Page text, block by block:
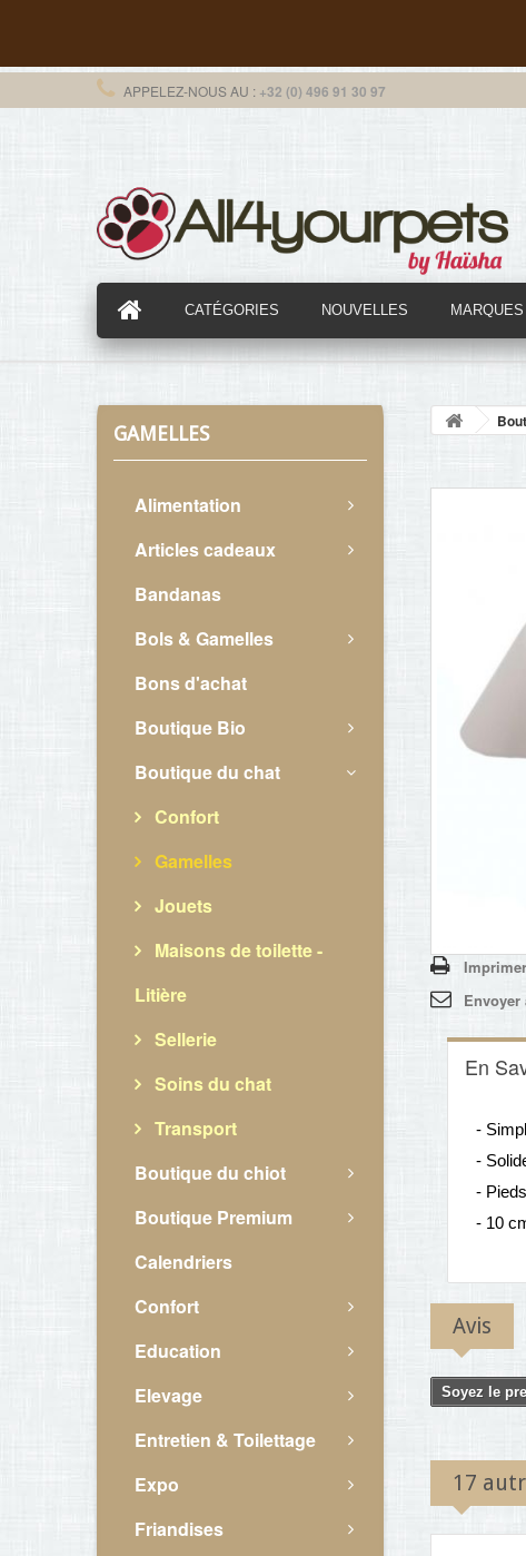
APPELEZ-NOUS AU : +32 (0) 496 91 30 97
CATÉGORIES NOUVELLES MARQUES
GAMELLES
Alimentation
Articles cadeaux
Bandanas
Bols & Gamelles
Bons d'achat
Boutique Bio
Boutique du chat
Confort
Gamelles
Jouets
Maisons de toilette -
Litière
Sellerie
Soins du chat
Transport
Boutique du chiot
Boutique Premium
Calendriers
Confort
Education
Elevage
Entretien & Toilettage
Expo
Friandises
Imprimer
Envoyer
En
-
-
-
- 10
Avis
Soyez le
17